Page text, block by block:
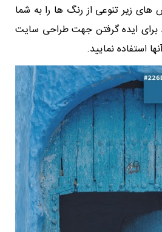
های زیر تنوعی از رنگ ها را به شما
برای ایده گرفتن جهت طراحی سایت
استفاده نمایید.